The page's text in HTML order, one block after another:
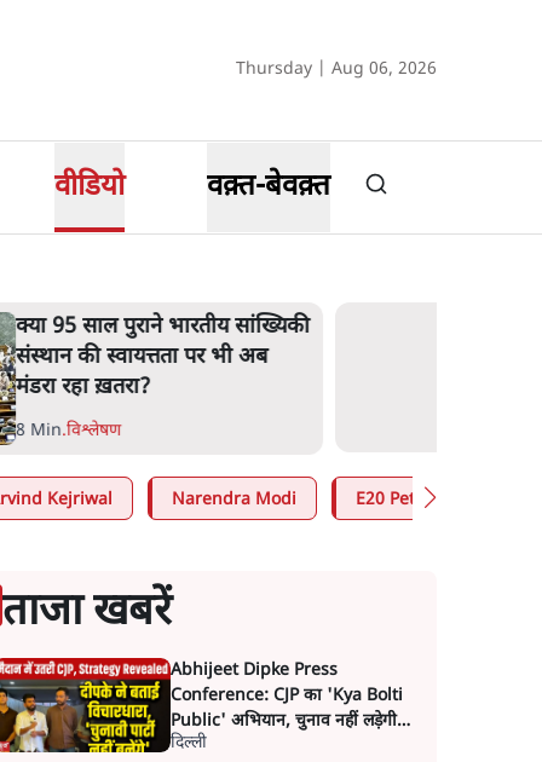
Thursday | Aug 06, 2026
वीडियो वक़्त-बेवक़्त
क्या 95 साल पुराने भारतीय सांख्यिकी
संस्थान की स्वायत्तता पर भी अब
मंडरा रहा ख़तरा?
8 Min.विश्लेषण
Kejriwal Narendra Modi E20 Petrol Controversy
ताजा खबरें
Abhijeet Dipke Press
Conference: CJP का 'Kya Bolti
Public' अभियान, चुनाव नहीं लड़ेगी
CJP!
दिल्ली